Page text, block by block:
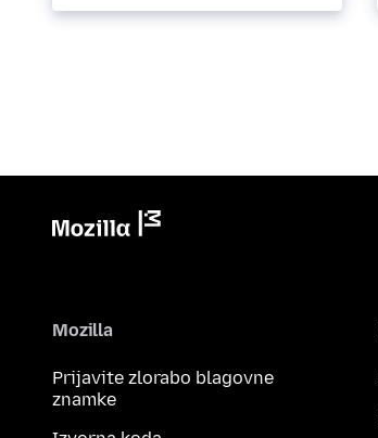
Mozilla
Prijavite zlorabo blagovne
znamke